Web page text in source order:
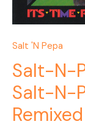
Salt 'N Pepa
Salt-N-
Salt-N-
Remixed